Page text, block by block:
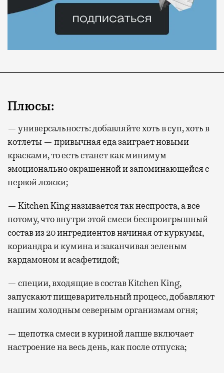
Плюсы:
— универсальность: добавляйте хоть в суп, хоть в
котлеты — привычная еда заиграет новыми
красками, то есть станет как минимум
эмоционально окрашенной и запоминающейся с
первой ложки;
— Kitchen King называется так неспроста, а все
потому, что внутри этой смеси беспроигрышный
состав из 20 ингредиентов начиная от куркумы,
кориандра и кумина и заканчивая зеленым
кардамоном и асафетидой;
— специи, входящие в состав Kitchen King,
запускают пищеварительный процесс, добавляют
нашим холодным северным организмам огня;
— щепотка смеси в куриной лапше включает
настроение на весь день, как после отпуска;